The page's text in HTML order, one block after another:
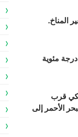
المناخ.
وارتفعت درجات حرارة مياه البحر الأبيض المتوسط ​​بشكل كبير في السنوات الأخيرة، حيث وصلت إلى 1.3 درجة مئوية
قرب
البحر الأحمر إلى